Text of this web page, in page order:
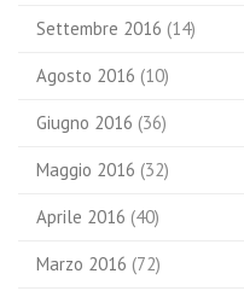
Settembre 2016 (14)
Agosto 2016 (10)
Giugno 2016 (36)
Maggio 2016 (32)
Aprile 2016 (40)
Marzo 2016 (72)